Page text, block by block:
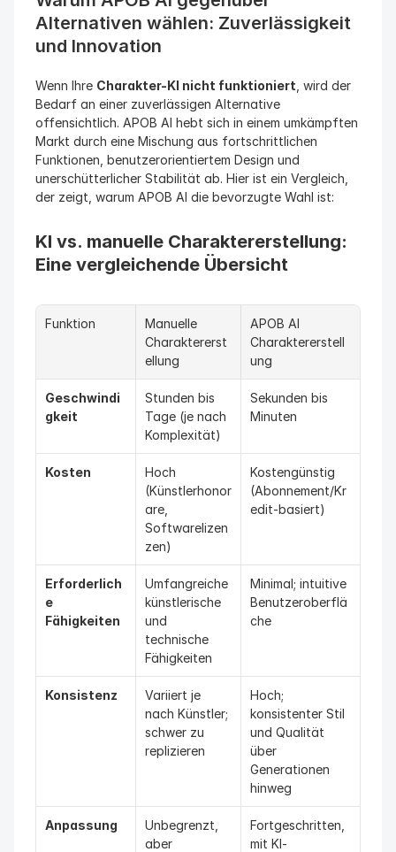
Alternativen wählen: Zuverlässigkeit
und Innovation
Wenn Ihre Charakter-KI nicht funktioniert , wird der
Bedarf an einer zuverlässigen Alternative
offensichtlich. APOB AI hebt sich in einem umkämpften
Markt durch eine Mischung aus fortschrittlichen
Funktionen, benutzerorientiertem Design und
unerschütterlicher Stabilität ab. Hier ist ein Vergleich,
der zeigt, warum APOB AI die bevorzugte Wahl ist:
KI vs. manuelle Charaktererstellung:
Eine vergleichende Übersicht
Funktion
Manuelle
Charaktererst
ellung
APOB AI
Charaktererstell
ung
Geschwindi
gkeit
Stunden bis
Tage (je nach
Komplexität)
Sekunden bis
Minuten
Kosten
Hoch
(Künstlerhonor
are,
Softwarelizen
zen)
Kostengünstig
(Abonnement/Kr
edit-basiert)
Erforderlich
e
Fähigkeiten
Umfangreiche
künstlerische
und
technische
Fähigkeiten
Minimal; intuitive
Benutzeroberflä
che
Konsistenz
Variiert je
nach Künstler;
schwer zu
replizieren
Hoch;
konsistenter Stil
und Qualität
über
Generationen
hinweg
Anpassung
Unbegrenzt,
aber
Fortgeschritten,
mit KI-